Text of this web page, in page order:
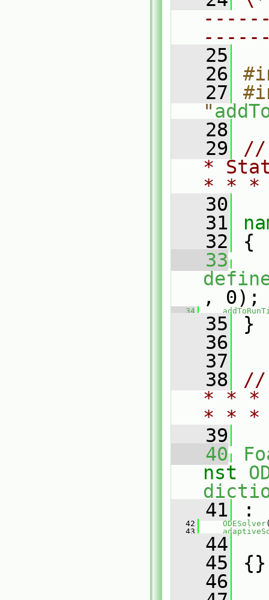
   25
   26
   27
"
   28
   29
//
*
* *
   30
   31
   32
{
   33
, 0);
   34
   35
}
   36
   37
   38
//
* * *
* *
   39
   40
nst
   41
:
   42
ODESolver
   43
   44
   45
{}
   46